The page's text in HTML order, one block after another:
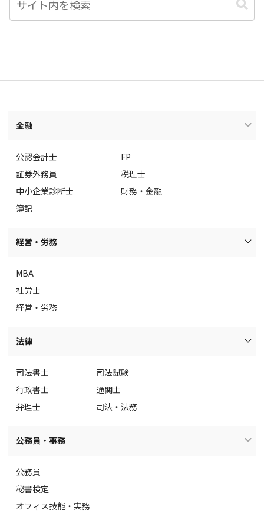
金融
公認会計士
証券外務員
中小企業診断士
簿記
FP
税理士
財務・金融
経営・労務
MBA
社労士
経営・労務
法律
司法書士
行政書士
弁理士
司法試験
通関士
司法・法務
公務員・事務
公務員
秘書検定
オフィス技能・実務